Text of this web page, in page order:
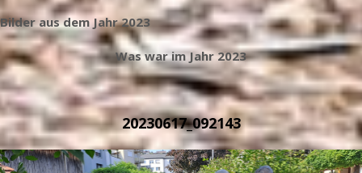
Bilder aus dem Jahr 2023
Was war im Jahr 2023
20230617_092143